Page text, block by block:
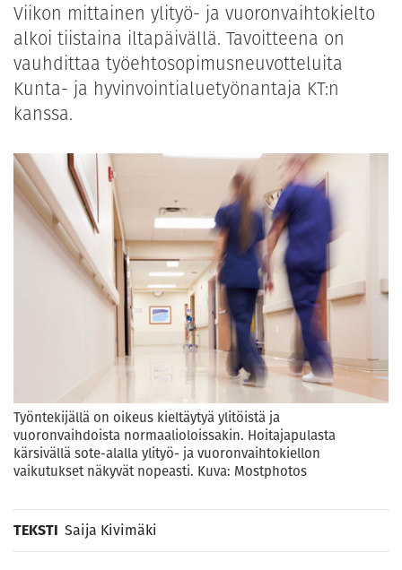
Viikon mittainen ylityö- ja vuoronvaihtokielto
alkoi tiistaina iltapäivällä. Tavoitteena on
vauhdittaa työehtosopimusneuvotteluita
Kunta- ja hyvinvointialuetyönantaja KT:n
kanssa.
Työntekijällä on oikeus kieltäytyä ylitöistä ja
vuoronvaihdoista normaalioloissakin. Hoitajapulasta
kärsivällä sote-alalla ylityö- ja vuoronvaihtokiellon
vaikutukset näkyvät nopeasti. Kuva: Mostphotos
TEKSTI Saija Kivimäki